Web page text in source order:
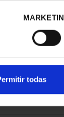
todas